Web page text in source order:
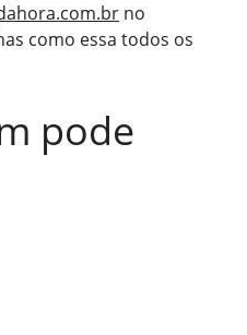
no
como essa todos os
pode